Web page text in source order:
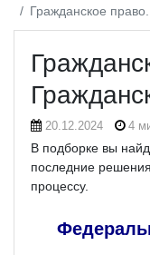
Гражданское
20.12.2024 4
В подборке вы
последние
процессу.